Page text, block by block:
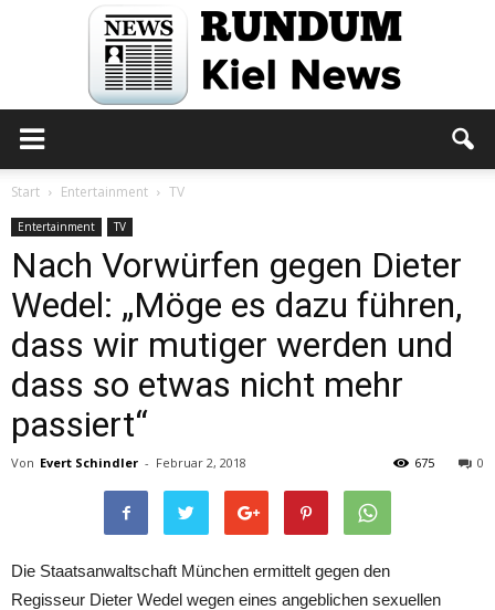
Kiel
News
Start Entertainment TV
Entertainment TV
Nach Vorwürfen gegen Dieter
Wedel: „Möge es dazu führen,
dass wir mutiger werden und
dass so etwas nicht mehr
passiert“
Von Evert Schindler - Februar 2, 2018 0
675
Die Staatsanwaltschaft München ermittelt gegen den
Regisseur Dieter Wedel wegen eines angeblichen sexuellen